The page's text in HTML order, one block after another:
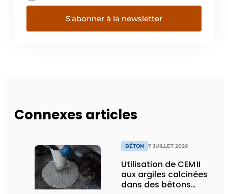
S'abonner à la newsletter
Connexes articles
BÉTON 7 JUILLET 2026
Utilisation de CEM II
aux argiles calcinées
dans des bétons